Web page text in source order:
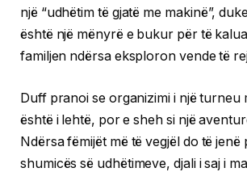
një “udhëtim të gjatë me makinë”,
është një mënyrë e bukur për të
familjen ndërsa eksploron vende të
Duff pranoi se organizimi i një turneu
është i lehtë, por e sheh si një
Ndërsa fëmijët më të vegjël do të jenë
shumicës së udhëtimeve, djali i saj i